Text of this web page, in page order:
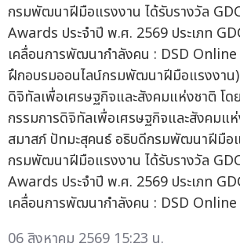
กรมพัฒนาฝีมือแรงงาน ได้รับรางวัล
Awards ประจำปี พ.ศ. 2569 ประเภท
เคลื่อนการพัฒนากำลังคน : DSD
ฝึกอบรมออนไลน์กรมพัฒนาฝีมือแรงงาน)
ดิจิทัลเพื่อเศรษฐกิจและสังคมแห่งชาติ โ
กรรมการดิจิทัลเพื่อเศรษฐกิจและสังคมแ
สมาสภ์ ปัทมะสุคนธ์ อธิบดีกรมพัฒนาฝีมือ
กรมพัฒนาฝีมือแรงงาน ได้รับรางวัล
Awards ประจำปี พ.ศ. 2569 ประเภท
เคลื่อนการพัฒนากำลังคน : DSD
06 สิงหาคม 2569 15:23 น.